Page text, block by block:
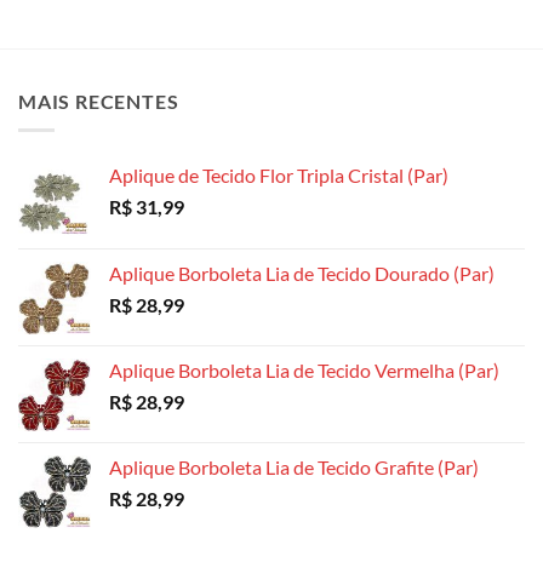
MAIS RECENTES
Aplique de Tecido Flor Tripla Cristal (Par)
R$ 31,99
Aplique Borboleta Lia de Tecido Dourado (Par)
R$ 28,99
Aplique Borboleta Lia de Tecido Vermelha (Par)
R$ 28,99
Aplique Borboleta Lia de Tecido Grafite (Par)
R$ 28,99